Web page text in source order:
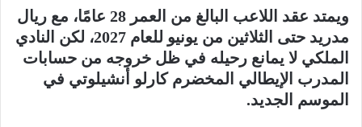
ويمتد عقد اللاعب البالغ من العمر 28 عامًا، مع ريال
مدريد حتى الثلاثين من يونيو للعام 2027، لكن النادي
الملكي لا يمانع رحيله في ظل خروجه من حسابات
المدرب الإيطالي المخضرم كارلو أنشيلوتي في
الموسم الجديد.